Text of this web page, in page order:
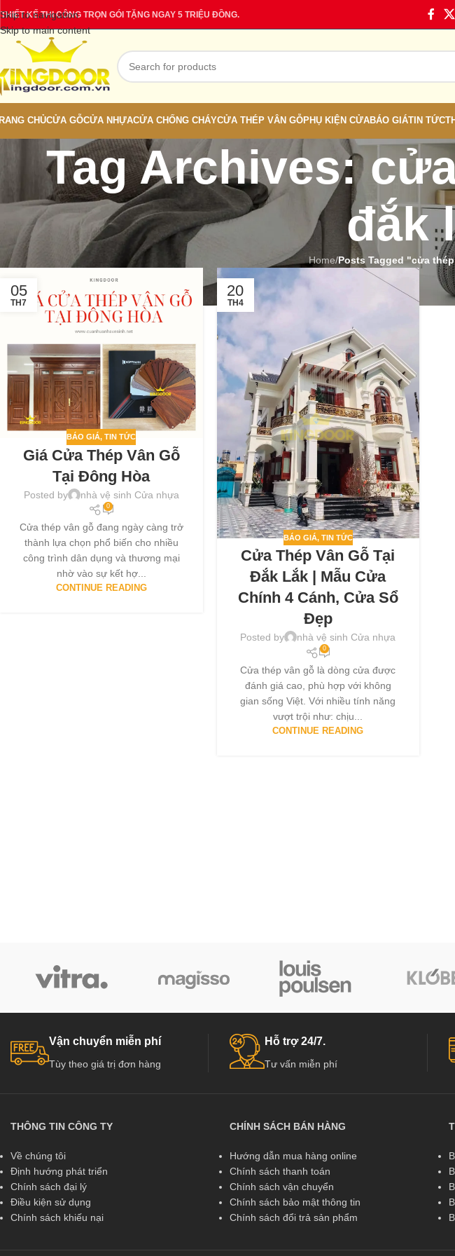
Skip to navigation
Skip to main content
THIẾT KẾ THI CÔNG TRỌN GÓI TẶNG NGAY 5 TRIỆU ĐỒNG.
CHỦCỬA GỖCỬA NHỰACỬA CHỐNG CHÁYCỬA THÉP VÂN GỖPHỤ KIỆN CỬABÁO GIÁTIN TỨC
Tag Archives:
đắk
Home/Posts Tagged "cửa
05
TH7
BÁO GIÁ,TIN TỨC
Giá Cửa Thép Vân Gỗ
Tại Đông Hòa
Posted by nhà vệ sinh Cửa nhựa
0
Cửa thép vân gỗ đang ngày càng trở
thành lựa chọn phổ biến cho nhiều
công trình dân dụng và thương mại
nhờ vào sự kết hợ...
CONTINUE READING
20
TH4
BÁO GIÁ, TIN TỨC
Cửa Thép Vân Gỗ Tại
Đắk Lắk | Mẫu Cửa
Chính 4 Cánh, Cửa Sổ
Đẹp
Posted by nhà vệ sinh Cửa nhựa
0
Cửa thép vân gỗ là dòng cửa được
đánh giá cao, phù hợp với không
gian sống Việt. Với nhiều tính năng
vượt trội như: chịu...
CONTINUE READING
Vận chuyển miễn phí
Tùy theo giá trị đơn hàng
Hỗ trợ 24/7.
Tư vấn miễn phí
THÔNG TIN CÔNG TY
Về chúng tôi
Định hướng phát triển
Chính sách đại lý
Điều kiện sử dụng
Chính sách khiếu nại
CHÍNH SÁCH BÁN HÀNG
Hướng dẫn mua hàng online
Chính sách thanh toán
Chính sách vận chuyển
Chính sách bảo mật thông tin
Chính sách đổi trả sản phẩm